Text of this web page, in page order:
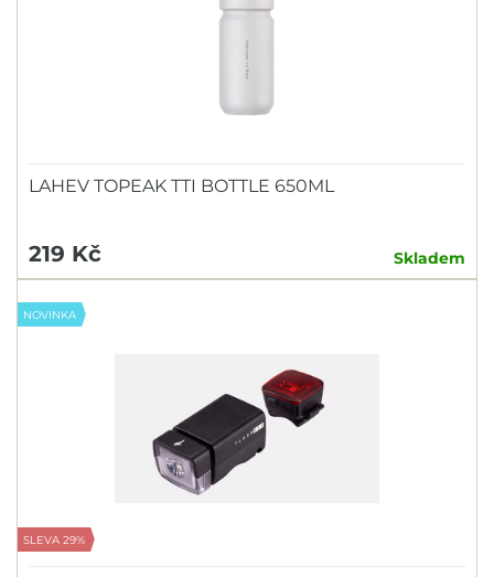
LAHEV TOPEAK TTI BOTTLE 650ML
219 Kč Skladem
NOVINKA
SLEVA 29%